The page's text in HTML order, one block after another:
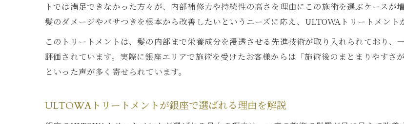
トでは満足できなかった方々が、内部補修力や持続性の高さを理由にこの施術を選ぶケースが
髪のダメージやパサつきを根本から改善したいというニーズに応え、ULTOWAトリートメント
このトリートメントは、髪の内部まで栄養成分を浸透させる先進技術が取り入れられており
評価されています。実際に銀座エリアで施術を受けたお客様からは「施術後のまとまりやすさ
といった声が多く寄せられています。
ULTOWAトリートメントが銀座で選ばれる理由を解説